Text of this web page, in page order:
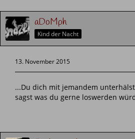
aDoMph
Kind der Nacht
13. November 2015
...Du dich mit jemandem
sagst was du gerne loswerden